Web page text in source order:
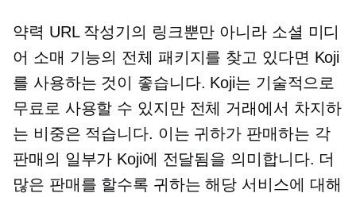
약력 URL 작성기의 링크뿐만 아니라 소셜 미디
어 소매 기능의 전체 패키지를 찾고 있다면 Koji
를 사용하는 것이 좋습니다. Koji는 기술적으로
무료로 사용할 수 있지만 전체 거래에서 차지하
는 비중은 적습니다. 이는 귀하가 판매하는 각
판매의 일부가 Koji에 전달됨을 의미합니다. 더
많은 판매를 할수록 귀하는 해당 서비스에 대해